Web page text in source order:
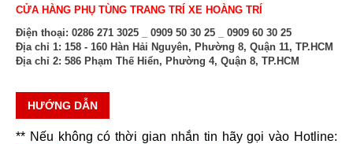
CỬA HÀNG PHỤ TÙNG TRANG TRÍ XE HOÀNG TRÍ
Điện thoại: 0286 271 3025 _ 0909 50 30 25 _ 0909 60 30 25
Địa chỉ 1: 158 - 160 Hàn Hải Nguyên, Phường 8, Quận 11, TP.HCM
Địa chỉ 2: 586 Phạm Thế Hiển, Phường 4, Quận 8, TP.HCM
HƯỚNG DẪN
** Nếu không có thời gian nhắn tin hãy gọi vào Hotline: